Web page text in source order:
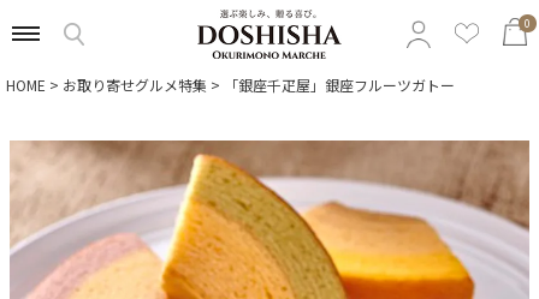
0
特集から選ぶ
予算から選ぶ
カテゴリから選ぶ
贈る相手から選ぶ
HOME お取り寄せグルメ特集 「銀座千疋屋」銀座フルーツガトー